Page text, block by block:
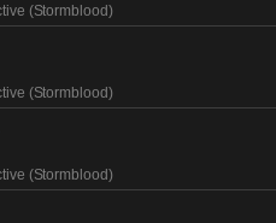
(Stormblood)
(Stormblood)
(Stormblood)